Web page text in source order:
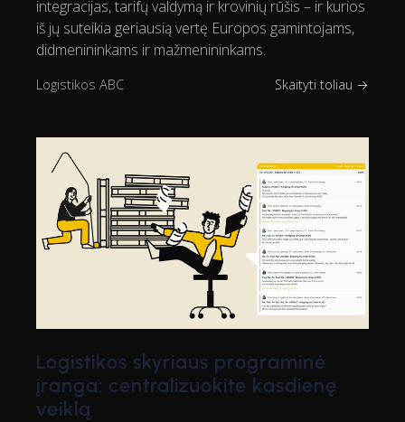
integracijas, tarifų valdymą ir krovinių rūšis – ir kurios
iš jų suteikia geriausią vertę Europos gamintojams,
didmenininkams ir mažmenininkams.
Logistikos ABC Skaityti toliau →
Logistikos skyriaus programinė
įranga: centralizuokite kasdienę
veiklą